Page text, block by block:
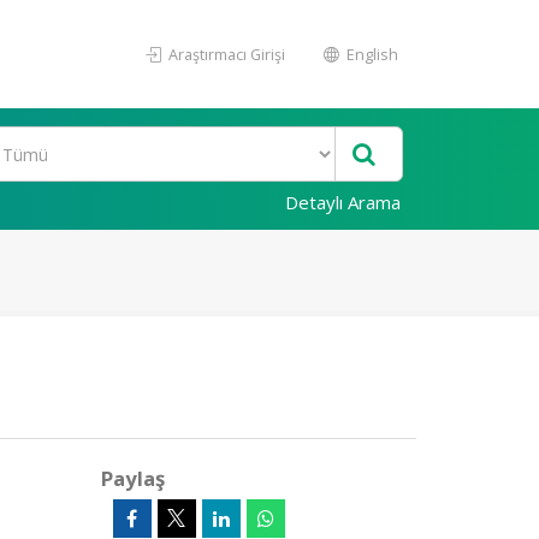
Araştırmacı Girişi English
Detaylı Arama
Paylaş